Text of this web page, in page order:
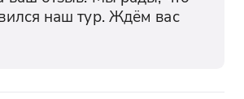
наш тур. Ждём вас